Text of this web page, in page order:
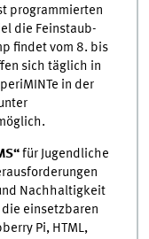
programmierten
die Feinstaub-
findet vom 8. bis
sich täglich in
in der
für Jugendliche
Nachhaltigkeit
einsetzbaren
Pi, HTML,